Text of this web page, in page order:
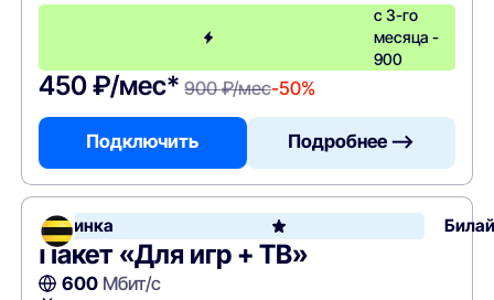
с 3-го
месяца -
900
450 ₽/мес* 900 ₽/мес-50%
Подключить Подробнее —>
Новинка
Пакет «Для игр + ТВ»
600Мбит/с